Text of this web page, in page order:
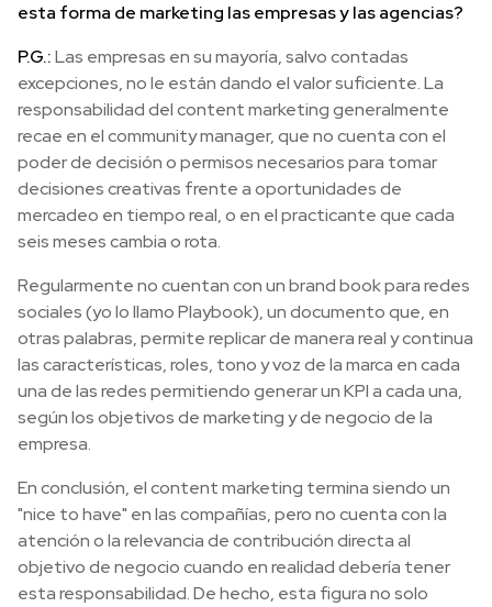
esta forma de marketing las empresas y las agencias?
P.G.:Las empresas en su mayoría, salvo contadas
excepciones, no le están dando el valor suficiente. La
responsabilidad del content marketing generalmente
recae en el community manager, que no cuenta con el
poder de decisión o permisos necesarios para tomar
decisiones creativas frente a oportunidades de
mercadeo en tiempo real, o en el practicante que cada
seis meses cambia o rota.
Regularmente no cuentan con un brand book para redes
sociales (yo lo llamo Playbook), un documento que, en
otras palabras, permite replicar de manera real y continua
las características, roles, tono y voz de la marca en cada
una de las redes permitiendo generar un KPI a cada una,
según los objetivos de marketing y de negocio de la
empresa.
En conclusión, el content marketing termina siendo un
"nice to have" en las compañías, pero no cuenta con la
atención o la relevancia de contribución directa al
objetivo de negocio cuando en realidad debería tener
esta responsabilidad. De hecho, esta figura no solo